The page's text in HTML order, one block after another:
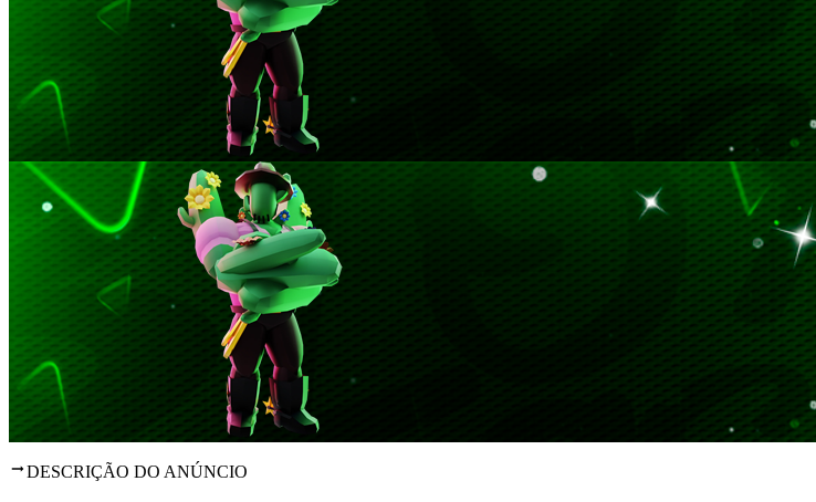
DESCRIÇÃO DO ANÚNCIO